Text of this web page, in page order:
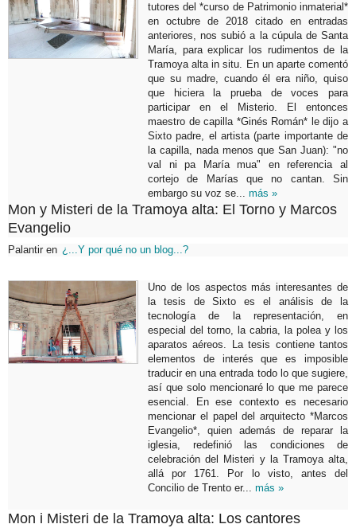
tutores del *curso de Patrimonio inmaterial*
en octubre de 2018 citado en entradas
anteriores, nos subió a la cúpula de Santa
María, para explicar los rudimentos de la
Tramoya alta in situ. En un aparte comentó
que su madre, cuando él era niño, quiso
que hiciera la prueba de voces para
participar en el Misterio. El entonces
maestro de capilla *Ginés Román* le dijo a
Sixto padre, el artista (parte importante de
la capilla, nada menos que San Juan): "no
val ni pa María mua" en referencia al
cortejo de Marías que no cantan. Sin
embargo su voz se... más »
Mon y Misteri de la Tramoya alta: El Torno y Marcos
Evangelio
Palantir en ¿...Y por qué no un blog...?
Uno de los aspectos más interesantes de
la tesis de Sixto es el análisis de la
tecnología de la representación, en
especial del torno, la cabria, la polea y los
aparatos aéreos. La tesis contiene tantos
elementos de interés que es imposible
traducir en una entrada todo lo que sugiere,
así que solo mencionaré lo que me parece
esencial. En ese contexto es necesario
mencionar el papel del arquitecto *Marcos
Evangelio*, quien además de reparar la
iglesia, redefinió las condiciones de
celebración del Misteri y la Tramoya alta,
allá por 1761. Por lo visto, antes del
Concilio de Trento er... más »
Mon i Misteri de la Tramoya alta: Los cantores